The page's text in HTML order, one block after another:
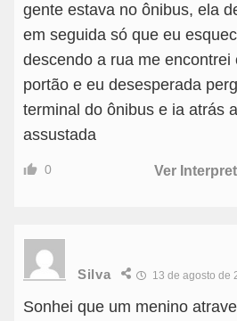
gente estava no ônibus, ela
em seguida só que eu
descendo a rua me encontrei
portão e eu desesperada
terminal do ônibus e ia atrás
assustada
0 Ver
Silva 13 de agosto de
Sonhei que um menino